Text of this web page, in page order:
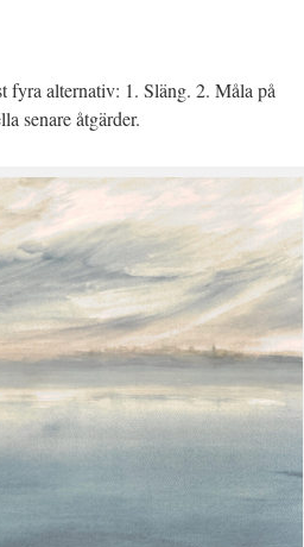
fyra alternativ: 1. Släng. 2. Måla på
senare åtgärder.